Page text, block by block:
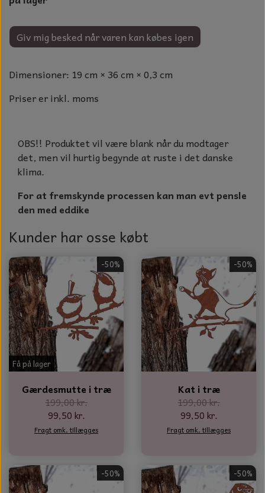
GLAS KRYSTALLER OG ORNAMENTER
TIL BOLIG
KERAMIK BLOMSTER
MAD OG HYGGE
DUFT BLOKKE
LAMPESKÆRME TIL VINGLAS
KERAMIK HUSNUMRE
HAVE PYNT
DUFTLYS
NOTES OG GÆSTEBØGER
CANDLE HOUSES
GLAS DECOR
DUFTBLOKKE OG TILBEHØR
KERAMIK BLOMSTER
Giv mig besked når varen kan købes igen
Dimensioner: 19 cm × 36 cm × 0,3 cm
Priser er inkl. moms
OBS!! Produktet vil være blank når du modtager
det, men vil hurtig begynde at ruste i det danske
klima.
For at fremskynde processen kan man evt pensle
den med eddike
Kunder har osse købt
-50%
Få på lager
Gærdesmutte i træ
199,00 kr.
99,50 kr.
Fragt omk. tillægges
-50%
Kat i træ
199,00 kr.
99,50 kr.
Fragt omk. tillægges
-50% -50%